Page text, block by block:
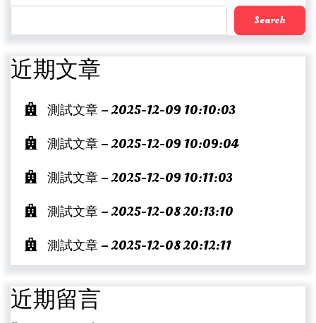
Search
近期文章
測試文章 – 2025-12-09 10:10:03
測試文章 – 2025-12-09 10:09:04
測試文章 – 2025-12-09 10:11:03
測試文章 – 2025-12-08 20:13:10
測試文章 – 2025-12-08 20:12:11
近期留言